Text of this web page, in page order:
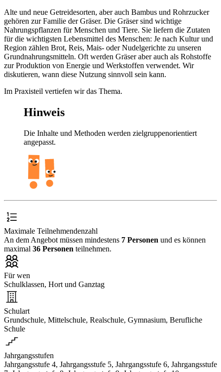
Alte und neue Getreidesorten, aber auch Bambus und Rohrzucker
gehören zur Familie der Gräser. Die Gräser sind wichtige
Nahrungspflanzen für Menschen und Tiere. Sie liefern die Zutaten
für die wichtigsten Lebensmittel des Menschen: Je nach Kultur und
Region zählen Brot, Reis, Mais- oder Nudelgerichte zu unseren
Grundnahrungsmitteln. Oft werden Gräser aber auch als Rohstoffe
zur Produktion von Energie und Werkstoffen verwendet. Wir
diskutieren, wann diese Nutzung sinnvoll sein kann.
Im Praxisteil vertiefen wir das Thema.
Hinweis
Die Inhalte und Methoden werden zielgruppenorientiert
angepasst.
Maximale Teilnehmendenzahl
An dem Angebot müssen mindestens 7 Personen und es können
maximal 36 Personen teilnehmen.
Für wen
Schulklassen, Hort und Ganztag
Schulart
Grundschule, Mittelschule, Realschule, Gymnasium, Berufliche
Schule
Jahrgangsstufen
Jahrgangsstufe 4, Jahrgangsstufe 5, Jahrgangsstufe 6, Jahrgangsstufe